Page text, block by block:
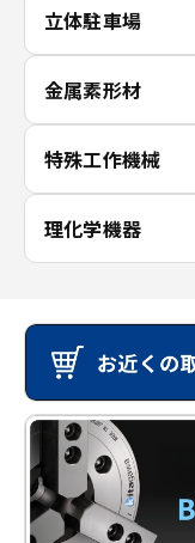
立体駐車場
金属素形材
特殊工作機械
理化学機器